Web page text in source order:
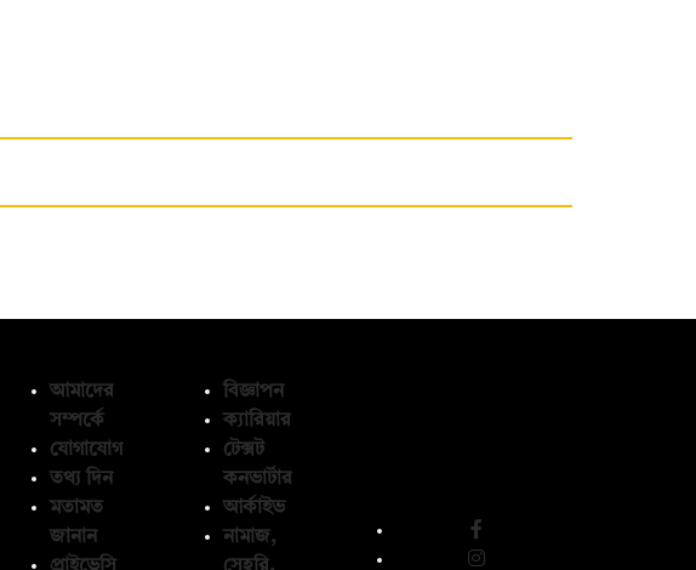
আমাদের
সম্পর্কে
যোগাযোগ
তথ্য দিন
মতামত
জানান
বিজ্ঞাপন
ক্যারিয়ার
টেক্সট
কনভার্টার
আর্কাইভ
নামাজ,